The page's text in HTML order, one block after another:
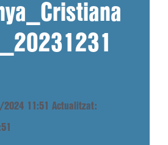
11:51 Actualitzat: